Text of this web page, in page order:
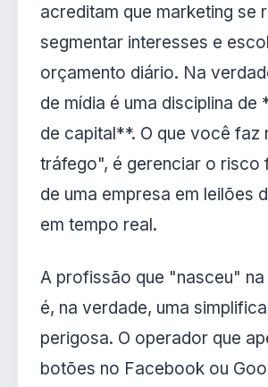
acreditam que marketing se
segmentar interesses e
orçamento diário. Na
de mídia é uma disciplina
de capital**. O que você faz
tráfego", é gerenciar o risco
de uma empresa em leilões
em tempo real.
A profissão que "nasceu" na
é, na verdade, uma
perigosa. O operador que
botões no Facebook ou